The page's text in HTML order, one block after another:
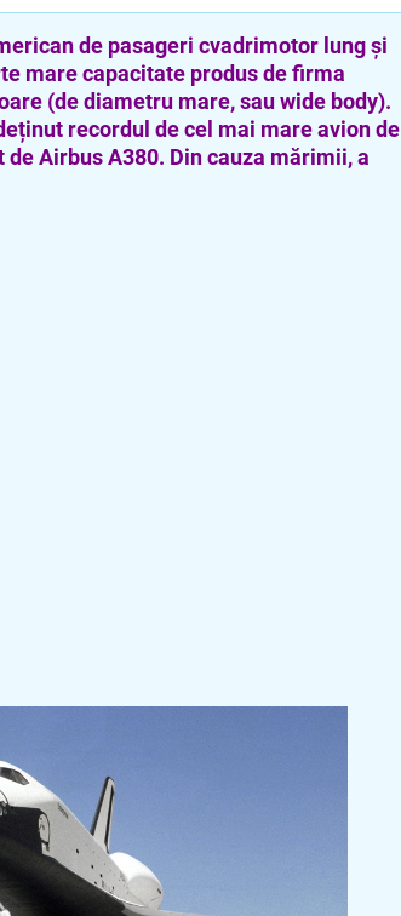
de pasageri cvadrimotor lung și
mare capacitate produs de firma
(de diametru mare, sau wide body).
recordul de cel mai mare avion de
Airbus A380. Din cauza mărimii, a